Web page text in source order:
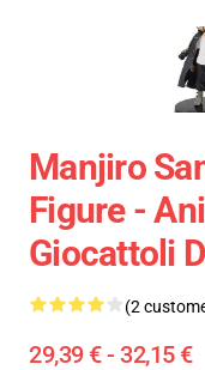
Manjiro
Figure -
Giocattoli
(2
29,39 € - 32,15 €